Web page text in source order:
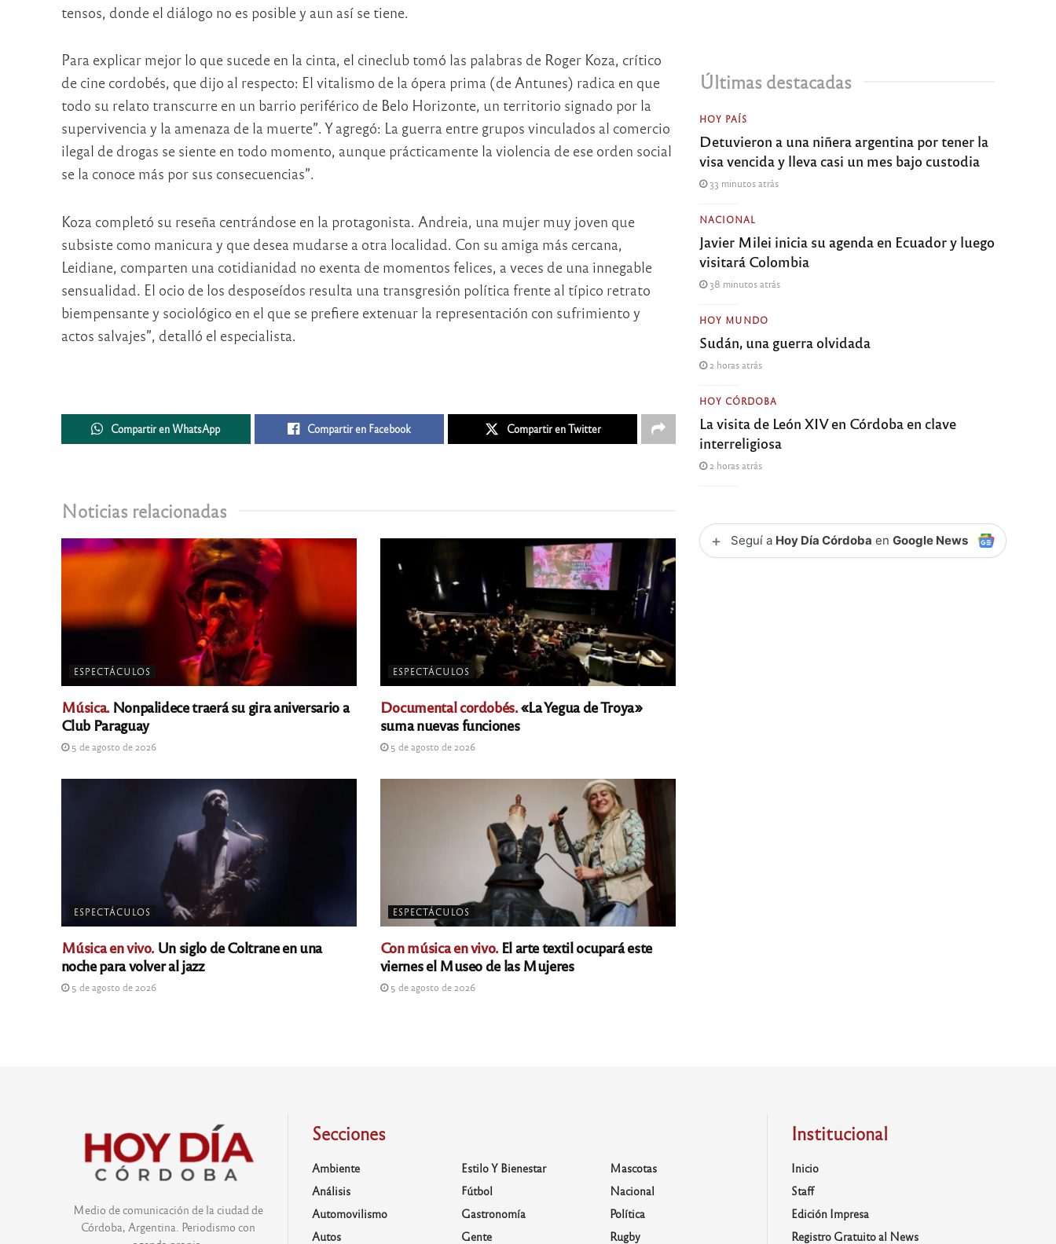
tensos, donde el diálogo no es posible y aun así se tiene.
Para explicar mejor lo que sucede en la cinta, el cineclub tomó las palabras de Roger Koza, crítico
de cine cordobés, que dijo al respecto: El vitalismo de la ópera prima (de Antunes) radica en que
todo su relato transcurre en un barrio periférico de Belo Horizonte, un territorio signado por la
supervivencia y la amenaza de la muerte”. Y agregó: La guerra entre grupos vinculados al comercio
ilegal de drogas se siente en todo momento, aunque prácticamente la violencia de ese orden social
se la conoce más por sus consecuencias”.
Koza completó su reseña centrándose en la protagonista. Andreia, una mujer muy joven que
subsiste como manicura y que desea mudarse a otra localidad. Con su amiga más cercana,
Leidiane, comparten una cotidianidad no exenta de momentos felices, a veces de una innegable
sensualidad. El ocio de los desposeídos resulta una transgresión política frente al típico retrato
biempensante y sociológico en el que se prefiere extenuar la representación con sufrimiento y
actos salvajes”, detalló el especialista.
Compartir en WhatsApp Compartir en Facebook Compartir en Twitter
Noticias relacionadas
ESPECTÁCULOS
Música.Nonpalidece traerá su gira aniversario a
Club Paraguay
5 de agosto de 2026
ESPECTÁCULOS
Documental cordobés.«La Yegua de Troya»
suma nuevas funciones
5 de agosto de 2026
ESPECTÁCULOS
Música en vivo. Un siglo de Coltrane en una
noche para volver al jazz
5 de agosto de 2026
ESPECTÁCULOS
Con música en vivo. El arte textil ocupará este
viernes el Museo de las Mujeres
5 de agosto de 2026
Últimas destacadas
HOY PAÍS
Detuvieron a una niñera argentina por tener la
visa vencida y lleva casi un mes bajo custodia
33 minutos atrás
NACIONAL
Javier Milei inicia su agenda en Ecuador y luego
visitará Colombia
38 minutos atrás
HOY MUNDO
Sudán, una guerra olvidada
2 horas atrás
HOY CÓRDOBA
La visita de León XIV en Córdoba en clave
interreligiosa
2 horas atrás
+ Seguí a Hoy Día Córdoba enGoogle News
Medio de comunicación de la ciudad de
Córdoba, Argentina. Periodismo con
Secciones
Ambiente
Análisis
Automovilismo
Autos
Estilo Y Bienestar
Fútbol
Gastronomía
Gente
Mascotas
Nacional
Política
Rugby
Institucional
Inicio
Staff
Edición Impresa
Registro Gratuito al News